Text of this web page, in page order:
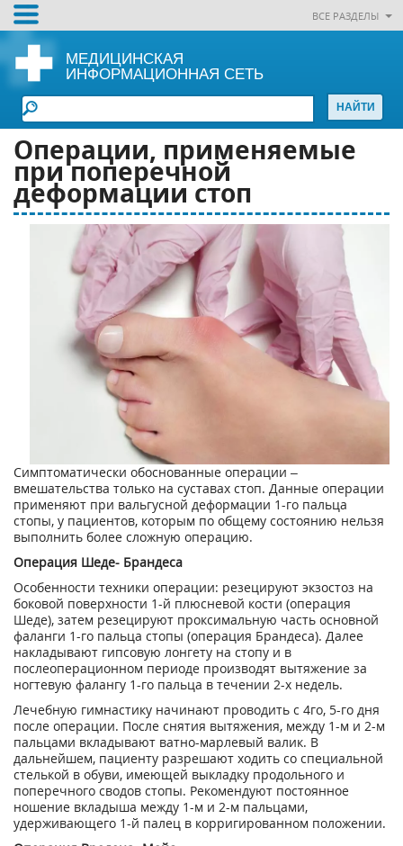
ВСЕ РАЗДЕЛЫ
МЕДИЦИНСКАЯ
ИНФОРМАЦИОННАЯ СЕТЬ
Операции, применяемые
при поперечной
деформации стоп
Симптоматически обоснованные операции –
вмешательства только на суставах стоп. Данные операции
применяют при вальгусной деформации 1-го пальца
стопы, у пациентов, которым по общему состоянию нельзя
выполнить более сложную операцию.
Операция Шеде- Брандеса
Особенности техники операции: резецируют экзостоз на
боковой поверхности 1-й плюсневой кости (операция
Шеде), затем резецируют проксимальную часть основной
фаланги 1-го пальца стопы (операция Брандеса). Далее
накладывают гипсовую лонгету на стопу и в
послеоперационном периоде производят вытяжение за
ногтевую фалангу 1-го пальца в течении 2-х недель.
Лечебную гимнастику начинают проводить с 4го, 5-го дня
после операции. После снятия вытяжения, между 1-м и 2-м
пальцами вкладывают ватно-марлевый валик. В
дальнейшем, пациенту разрешают ходить со специальной
стелькой в обуви, имеющей выкладку продольного и
поперечного сводов стопы. Рекомендуют постоянное
ношение вкладыша между 1-м и 2-м пальцами,
удерживающего 1-й палец в корригированном положении.